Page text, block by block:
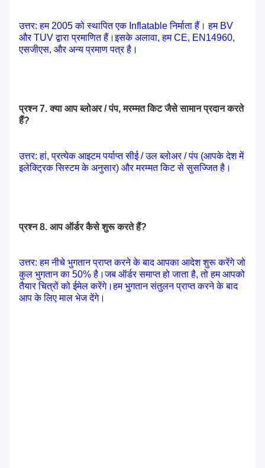
उत्तर: हम 2005 को स्थापित एक Inflatable निर्माता हैं। हम BV
और TUV द्वारा प्रमाणित हैं।इसके अलावा, हम CE, EN14960,
एसजीएस, और अन्य प्रमाण पत्र है।
प्रश्न 7. क्या आप ब्लोअर / पंप, मरम्मत किट जैसे सामान प्रदान करते
हैं?
उत्तर: हां, प्रत्येक आइटम पर्याप्त सीई / उल ब्लोअर / पंप (आपके देश में
इलेक्ट्रिक सिस्टम के अनुसार) और मरम्मत किट से सुसज्जित है।
प्रश्न 8. आप ऑर्डर कैसे शुरू करते हैं?
उत्तर: हम नीचे भुगतान प्राप्त करने के बाद आपका आदेश शुरू करेंगे जो
कुल भुगतान का 50% है।जब ऑर्डर समाप्त हो जाता है, तो हम आपको
तैयार चित्रों को ईमेल करेंगे।हम भुगतान संतुलन प्राप्त करने के बाद
आप के लिए माल भेज देंगे।